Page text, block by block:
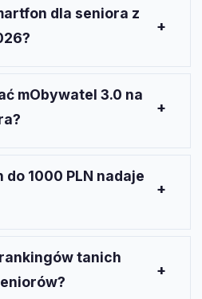
dla seniora z
bardzo pojemna bateria i
PLN w polskich sklepach.
mObywatel 3.0 na
się profilem
wymagane usługi. Warto
i wyjaśnić obsługę
1000 PLN nadaje
dla mObywatel 3.0.
Warto zadbać o duży
tanich